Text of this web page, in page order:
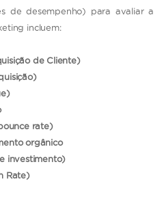
de desempenho) para avaliar a
incluem:
de Cliente)
rate)
orgânico
investimento)
Rate)